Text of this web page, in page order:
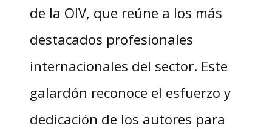
de la OIV, que reúne a los más
destacados profesionales
internacionales del sector. Este
galardón reconoce el esfuerzo y
dedicación de los autores para